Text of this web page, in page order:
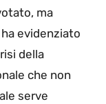
ma
evidenziato
della
che non
serve